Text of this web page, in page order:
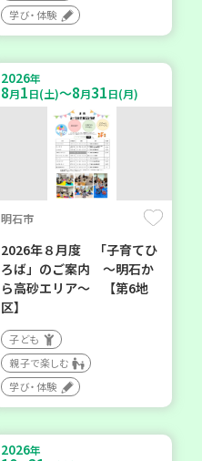
学び・体験
2026年
8月1日(土)～8月31日(月)
明石市
2026年８月度 「子育てひ
ろば」のご案内 ～明石か
ら高砂エリア～ 【第6地
区】
子ども
親子で楽しむ
学び・体験
2026年